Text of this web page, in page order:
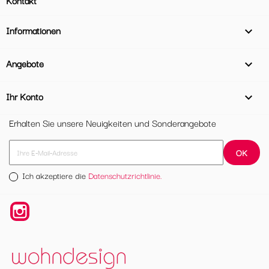
Informationen 
Angebote 
Ihr Konto

Erhalten Sie unsere Neuigkeiten und Sonderangebote
Ich akzeptiere die Datenschutzrichtlinie.